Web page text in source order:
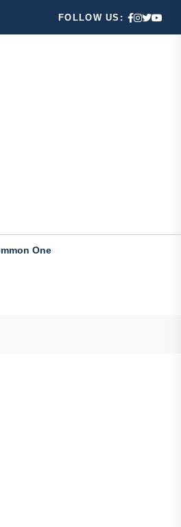
FOLLOW US:
One